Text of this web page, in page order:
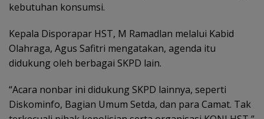
kebutuhan konsumsi.
Kepala Disporapar HST, M Ramadlan melalui Kabid
Olahraga, Agus Safitri mengatakan, agenda itu
didukung oleh berbagai SKPD lain.
“Acara nonbar ini didukung SKPD lainnya, seperti
Diskominfo, Bagian Umum Setda, dan para Camat. Tak